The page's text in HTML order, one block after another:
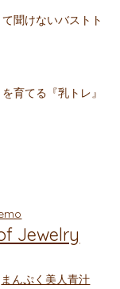
聞けないバストト
育てる『乳トレ』
Jewelry
まんぷく美人青汁